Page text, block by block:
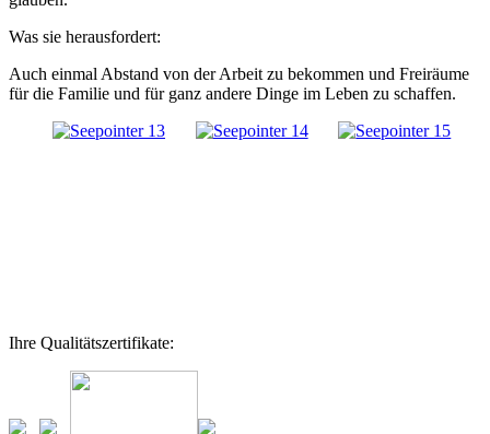
Was sie herausfordert:
Auch einmal Abstand von der Arbeit zu bekommen und Freiräume
für die Familie und für ganz andere Dinge im Leben zu schaffen.
Ihre Qualitätszertifikate: